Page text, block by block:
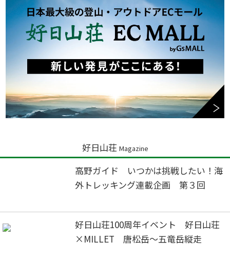
好日山荘 Magazine
高野ガイド いつかは挑戦したい！海
外トレッキング連載企画 第３回
好日山荘100周年イベント 好日山荘
×MILLET 唐松岳～五竜岳縦走